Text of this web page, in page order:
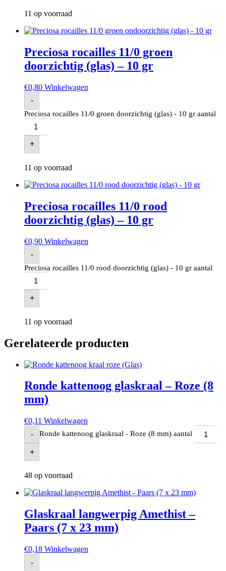
11 op voorraad
Preciosa rocailles 11/0 groen
doorzichtig (glas) – 10 gr
€0,80 Winkelwagen
-
Preciosa rocailles 11/0 groen doorzichtig (glas) - 10 gr aantal
+
11 op voorraad
Preciosa rocailles 11/0 rood
doorzichtig (glas) – 10 gr
€0,90 Winkelwagen
-
Preciosa rocailles 11/0 rood doorzichtig (glas) - 10 gr aantal
+
11 op voorraad
Gerelateerde producten
Ronde kattenoog glaskraal – Roze (8
mm)
€0,11 Winkelwagen
-
Ronde kattenoog glaskraal - Roze (8 mm) aantal
+
48 op voorraad
Glaskraal langwerpig Amethist –
Paars (7 x 23 mm)
€0,18 Winkelwagen
-